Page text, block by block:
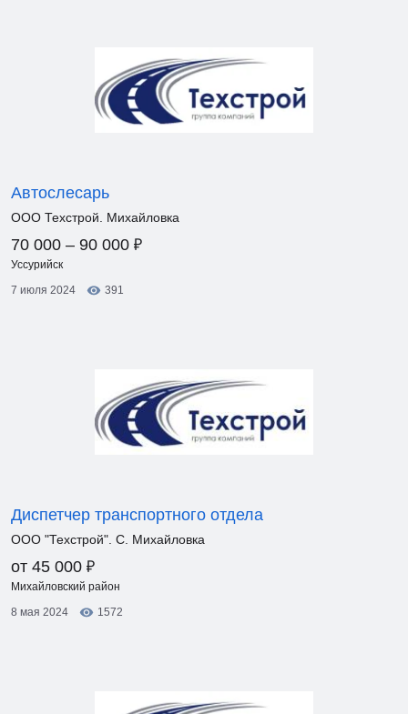
Автослесарь
ООО Техстрой. Михайловка
70 000 – 90 000 ₽
Уссурийск
7 июля 2024
391
Диспетчер транспортного отдела
ООО "Техстрой". С. Михайловка
от 45 000 ₽
Михайловский район
8 мая 2024
1572